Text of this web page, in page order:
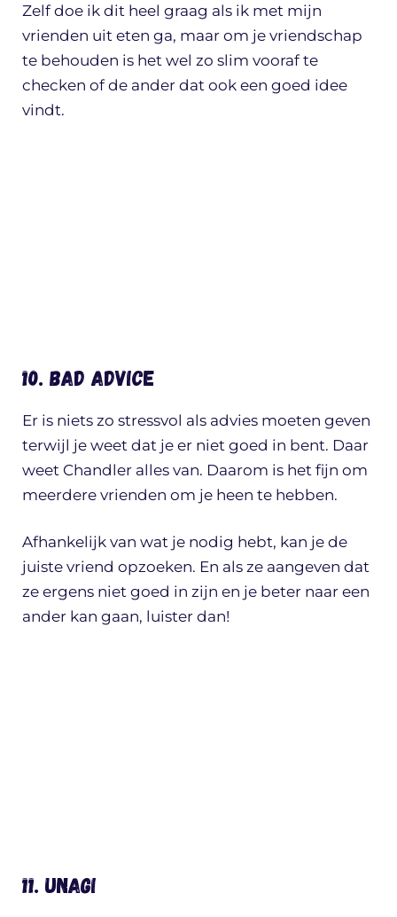
Zelf doe ik dit heel graag als ik met mijn
vrienden uit eten ga, maar om je vriendschap
te behouden is het wel zo slim vooraf te
checken of de ander dat ook een goed idee
vindt.
10. Bad advice
Er is niets zo stressvol als advies moeten geven
terwijl je weet dat je er niet goed in bent. Daar
weet Chandler alles van. Daarom is het fijn om
meerdere vrienden om je heen te hebben.
Afhankelijk van wat je nodig hebt, kan je de
juiste vriend opzoeken. En als ze aangeven dat
ze ergens niet goed in zijn en je beter naar een
ander kan gaan, luister dan!
11. Unagi